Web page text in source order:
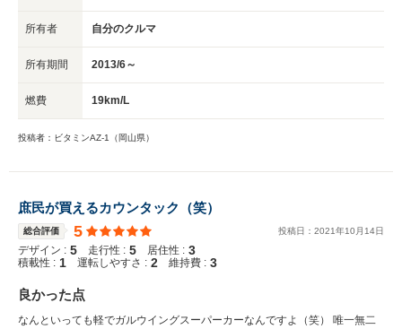
所有者 自分のクルマ
所有期間 2013/6～
燃費 19km/L
投稿者：ビタミンAZ-1（岡山県）
庶民が買えるカウンタック（笑）
総合評価 5 投稿日： 2021年10 月 14日
デザイン : 5 走行性 : 5 居住性 : 3
積載性 : 1 運転しやすさ : 2 維持費 : 3
良かった点
なんといっても軽でガルウイングスーパーカーなんですよ（笑） 唯一無二